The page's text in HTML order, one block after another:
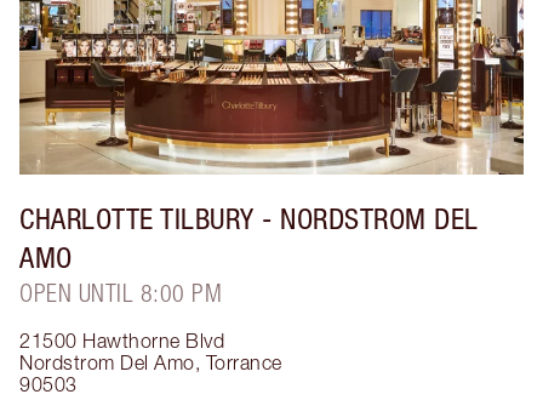
CHARLOTTE TILBURY - NORDSTROM DEL
AMO
OPEN UNTIL 8:00 PM
21500 Hawthorne Blvd
Nordstrom Del Amo, Torrance
90503